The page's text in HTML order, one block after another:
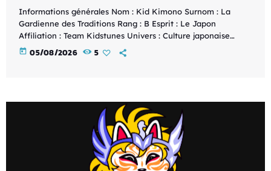
Informations générales Nom : Kid Kimono Surnom : La
Gardienne des Traditions Rang : B Esprit : Le Japon
Affiliation : Team Kidstunes Univers : Culture japonaise
Histoire Kid Kimono est l'ambassadrice des traditions
japonaises au sein de la Team Kidstunes. Héritière de
today 05/08/2026 5